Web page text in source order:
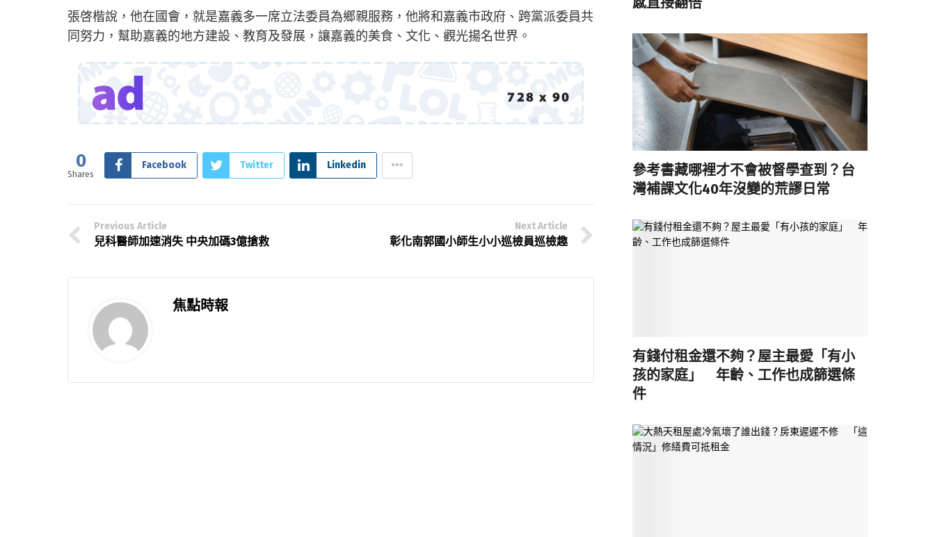
張啓楷說，他在國會，就是嘉義多一席立法委員為鄉親服務，他將和嘉義市政府、跨黨派委員共
同努力，幫助嘉義的地方建設、教育及發展，讓嘉義的美食、文化、觀光揚名世界。
0
Shares
Facebook Twitter Linkedin
Previous Article
兒科醫師加速消失 中央加碼3億搶救
Next Article
彰化南郭國小師生小小巡檢員巡檢趣
焦點時報
參考書藏哪裡才不會被督學查到？台
灣補課文化40年沒變的荒謬日常
有錢付租金還不夠？屋主最愛「有小
孩的家庭」 年齡、工作也成篩選條
件